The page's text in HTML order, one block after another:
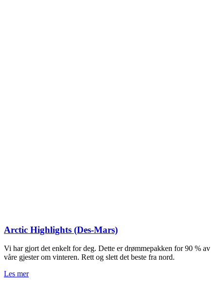
Arctic Highlights (Des-Mars)
Vi har gjort det enkelt for deg. Dette er drømmepakken for 90 % av
våre gjester om vinteren. Rett og slett det beste fra nord.
Les mer